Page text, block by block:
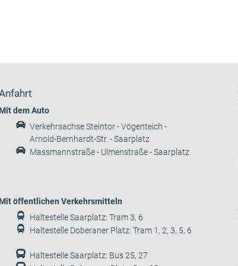
Mit dem Auto
Verkehrsachse Steintor - Vögenteich -
Arnold-Bernhardt-Str. - Saarplatz
Massmannstraße - Ulmenstraße - Saarplatz
Mit öffentlichen Verkehrsmitteln
Haltestelle Saarplatz: Tram 3, 6
Haltestelle Doberaner Platz: Tram 1, 2, 3, 5, 6
Haltestelle Saarplatz: Bus 25, 27